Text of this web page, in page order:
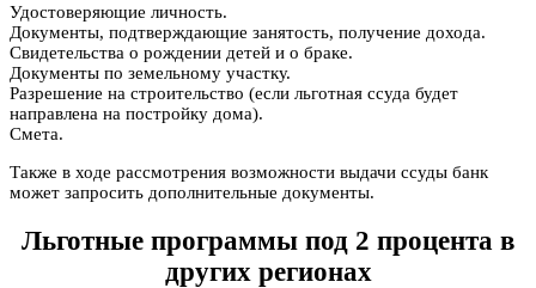
Удостоверяющие личность.
Документы, подтверждающие занятость, получение дохода.
Свидетельства о рождении детей и о браке.
Документы по земельному участку.
Разрешение на строительство (если льготная ссуда будет
направлена на постройку дома).
Смета.
Также в ходе рассмотрения возможности выдачи ссуды банк
может запросить дополнительные документы.
Льготные программы под 2 процента в
других регионах